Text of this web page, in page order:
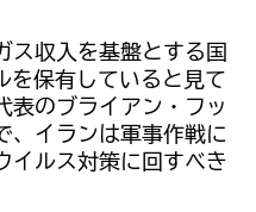
ス収入を基盤とする国
を保有していると見て
表のブライアン・フッ
、イランは軍事作戦に
イルス対策に回すべき